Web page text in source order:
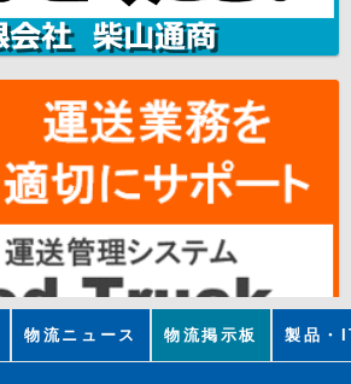
物流ニュース 物流掲示板 製品・